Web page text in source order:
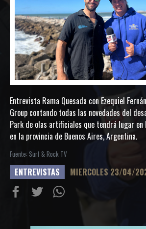
Entrevista Rama Quesada con Ezequiel
Group contando todas las novedades del
Park de olas artificiales que tendrá lugar en
en la provincia de Buenos Aires, Argentina.
Fuente: Surf & Rock TV
ENTREVISTAS MIERCOLES 23/04/